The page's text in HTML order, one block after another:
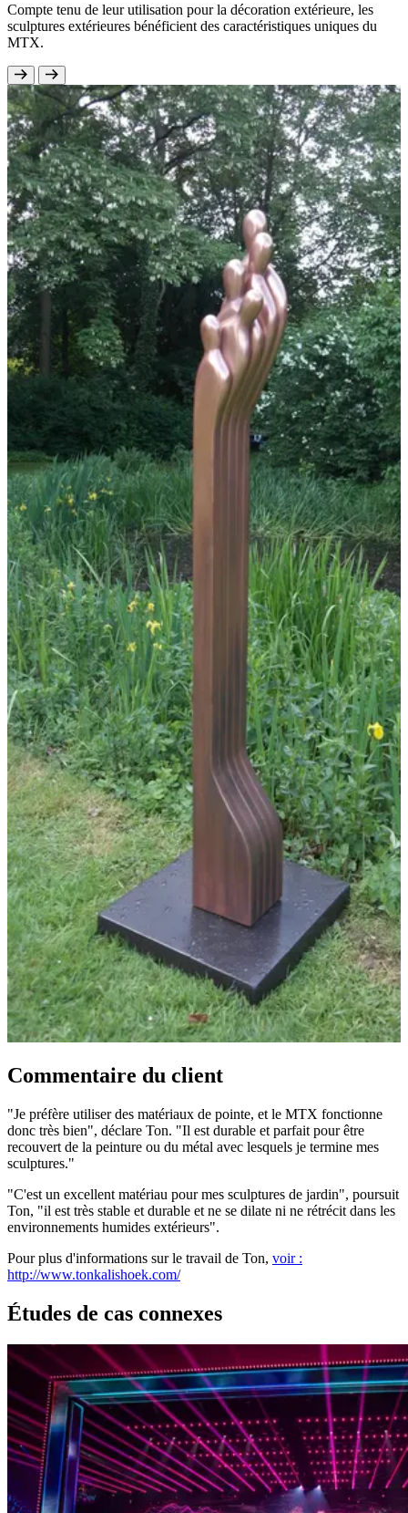
Compte tenu de leur utilisation pour la décoration extérieure, les
sculptures extérieures bénéficient des caractéristiques uniques du
MTX.
Commentaire du client
"Je préfère utiliser des matériaux de pointe, et le MTX fonctionne
donc très bien", déclare Ton. "Il est durable et parfait pour être
recouvert de la peinture ou du métal avec lesquels je termine mes
sculptures."
"C'est un excellent matériau pour mes sculptures de jardin", poursuit
Ton, "il est très stable et durable et ne se dilate ni ne rétrécit dans les
environnements humides extérieurs".
Pour plus d'informations sur le travail de Ton, voir :
http://www.tonkalishoek.com/
Études de cas connexes